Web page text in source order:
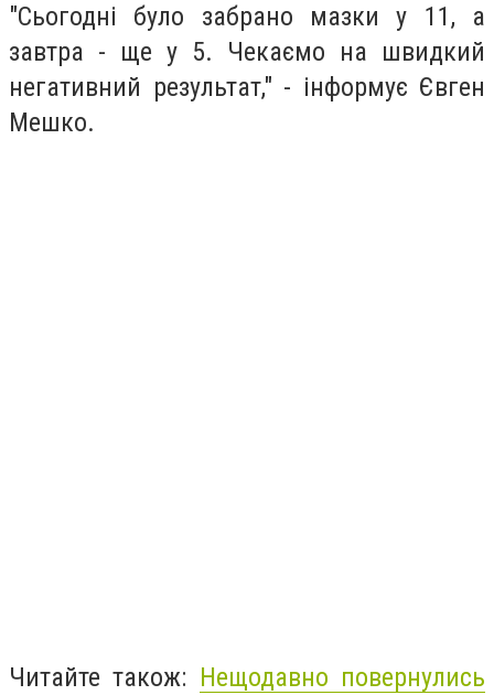
"Сьогодні було забрано мазки у 11, а
завтра - ще у 5. Чекаємо на швидкий
негативний результат," - інформує Євген
Мешко.
Читайте також: Нещодавно повернулись